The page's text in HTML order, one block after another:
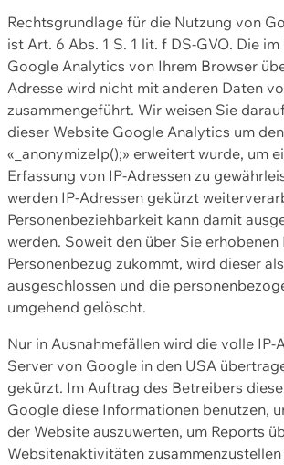
Rechtsgrundlage für die Nutzung von
ist Art. 6 Abs. 1 S. 1 lit. f DS-GVO. Die
Google Analytics von Ihrem Browser
Adresse wird nicht mit anderen Daten
zusammengeführt. Wir weisen Sie
dieser Website Google Analytics um
«_anonymizeIp();» erweitert wurde, um
Erfassung von IP-Adressen zu
werden IP-Adressen gekürzt
Personenbeziehbarkeit kann damit
werden. Soweit den über Sie erhobenen
Personenbezug zukommt, wird dieser
ausgeschlossen und die
umgehend gelöscht.
Nur in Ausnahmefällen wird die volle IP-
Server von Google in den USA
gekürzt. Im Auftrag des Betreibers
Google diese Informationen benutzen,
der Website auszuwerten, um Reports
Websitenaktivitäten